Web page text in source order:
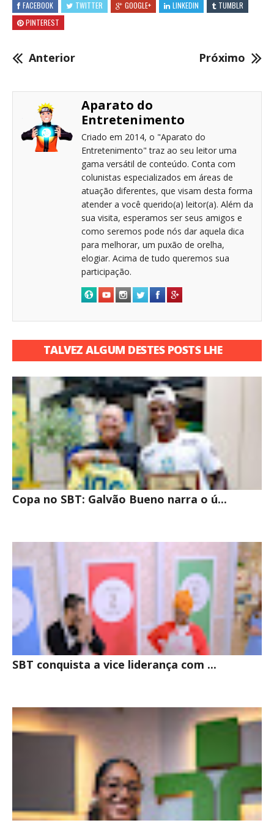
FACEBOOK TWITTER GOOGLE+ LINKEDIN
TUMBLR
PINTEREST
Anterior Próximo
Aparato do
Entretenimento
Criado em 2014, o "Aparato do
Entretenimento" traz ao seu leitor uma
gama versátil de conteúdo. Conta com
colunistas especializados em áreas de
atuação diferentes, que visam desta forma
atender a você querido(a) leitor(a). Além da
sua visita, esperamos ser seus amigos e
como seremos pode nós dar aquela dica
para melhorar, um puxão de orelha,
elogiar. Acima de tudo queremos sua
participação.
TALVEZ ALGUM DESTES POSTS LHE
Copa no SBT: Galvão Bueno narra o ú...
SBT conquista a vice liderança com ...